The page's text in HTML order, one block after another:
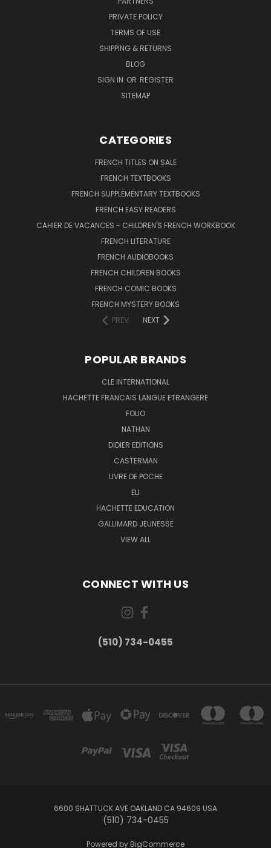
PRIVATE POLICY
TERMS OF USE
SHIPPING & RETURNS
BLOG
SIGN IN OR REGISTER
SITEMAP
CATEGORIES
FRENCH TITLES ON SALE
FRENCH TEXTBOOKS
FRENCH SUPPLEMENTARY TEXTBOOKS
FRENCH EASY READERS
CAHIER DE VACANCES - CHILDREN'S FRENCH WORKBOOK
FRENCH LITERATURE
FRENCH AUDIOBOOKS
FRENCH CHILDREN BOOKS
FRENCH COMIC BOOKS
FRENCH MYSTERY BOOKS
PREV
NEXT
POPULAR BRANDS
CLE INTERNATIONAL
HACHETTE FRANCAIS LANGUE ETRANGERE
FOLIO
NATHAN
DIDIER EDITIONS
CASTERMAN
LIVRE DE POCHE
ELI
HACHETTE EDUCATION
GALLIMARD JEUNESSE
VIEW ALL
CONNECT WITH US
(510) 734-0455
6600 SHATTUCK AVE OAKLAND CA 94609 USA
(510) 734-0455
Powered by BigCommerce